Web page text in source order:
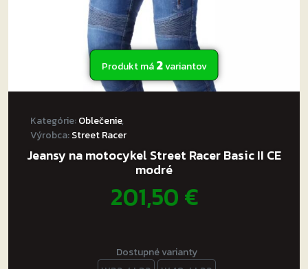
Produkt má2variantov
Kategórie:Oblečenie,
Výrobca:Street Racer
Jeansy na motocykel Street Racer Basic II CE
modré
201,50€
Dostupné varianty